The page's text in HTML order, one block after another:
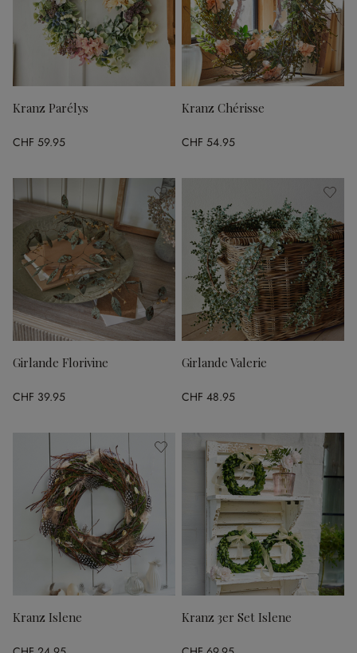
Kranz Parélys
CHF 59.95
Kranz Chérisse
CHF 54.95
Girlande Florivine
CHF 39.95
Girlande Valerie
CHF 48.95
Kranz Islene Kranz 3er Set Islene